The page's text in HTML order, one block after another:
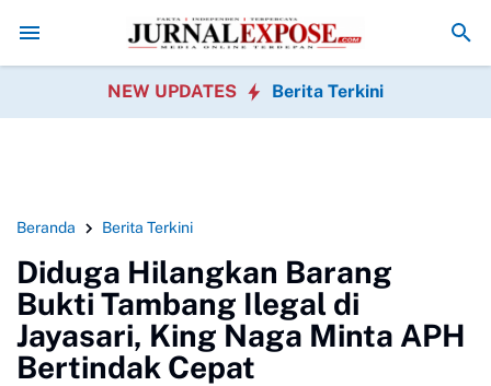
Bersihkan Pantai NelayanPMBB Minta Klarifikasi Aktivitas
NEW UPDATES Berita Terkini
Beranda Berita Terkini
Diduga Hilangkan Barang
Bukti Tambang Ilegal di
Jayasari, King Naga Minta APH
Bertindak Cepat